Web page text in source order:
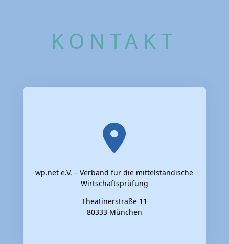
KONTAKT
wp.net e.V. – Verband für die mittelständische
Wirtschaftsprüfung
Theatinerstraße 11
80333 München